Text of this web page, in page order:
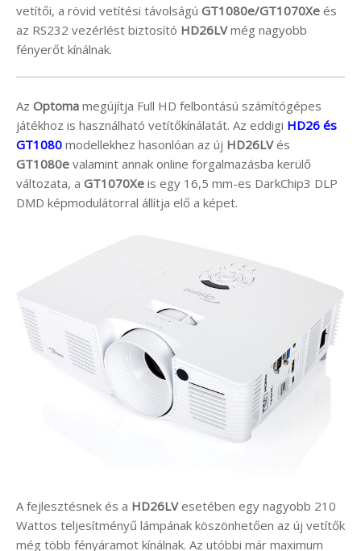
vetítői, a rövid vetítési távolságú GT1080e/GT1070Xe és
az RS232 vezérlést biztosító HD26LVmég nagyobb
fényerőt kínálnak.
Az Optoma megújítja Full HD felbontású számítógépes
játékhoz is használható vetítőkínálatát. Az eddigi HD26 és
GT1080 modellekhez hasonlóan az új HD26LVés
GT1080e valamint annak online forgalmazásba kerülő
változata, a GT1070Xe is egy 16,5 mm-es DarkChip3 DLP
DMD képmodulátorral állítja elő a képet.
A fejlesztésnek és a HD26LVesetében egy nagyobb 210
Wattos teljesítményű lámpának köszönhetően az új vetítők
még több fényáramot kínálnak. Az utóbbi már maximum